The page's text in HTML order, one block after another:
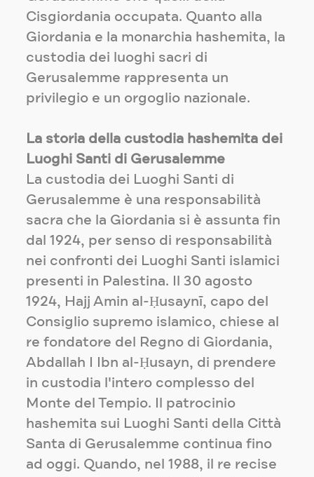
Cisgiordania occupata. Quanto alla
Giordania e la monarchia hashemita, la
custodia dei luoghi sacri di
Gerusalemme rappresenta un
privilegio e un orgoglio nazionale.
La storia della custodia hashemita dei
Luoghi Santi di Gerusalemme
La custodia dei Luoghi Santi di
Gerusalemme è una responsabilità
sacra che la Giordania si è assunta fin
dal 1924, per senso di responsabilità
nei confronti dei Luoghi Santi islamici
presenti in Palestina. Il 30 agosto
1924, Hajj Amin al-Ḥusaynī, capo del
Consiglio supremo islamico, chiese al
re fondatore del Regno di Giordania,
Abdallah I Ibn al-Ḥusayn, di prendere
in custodia l'intero complesso del
Monte del Tempio. Il patrocinio
hashemita sui Luoghi Santi della Città
Santa di Gerusalemme continua fino
ad oggi. Quando, nel 1988, il re recise